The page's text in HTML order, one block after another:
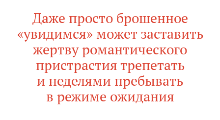
Даже просто брошенное
«увидимся» может заставить
жертву романтического
пристрастия трепетать
и неделями пребывать
в режиме ожидания